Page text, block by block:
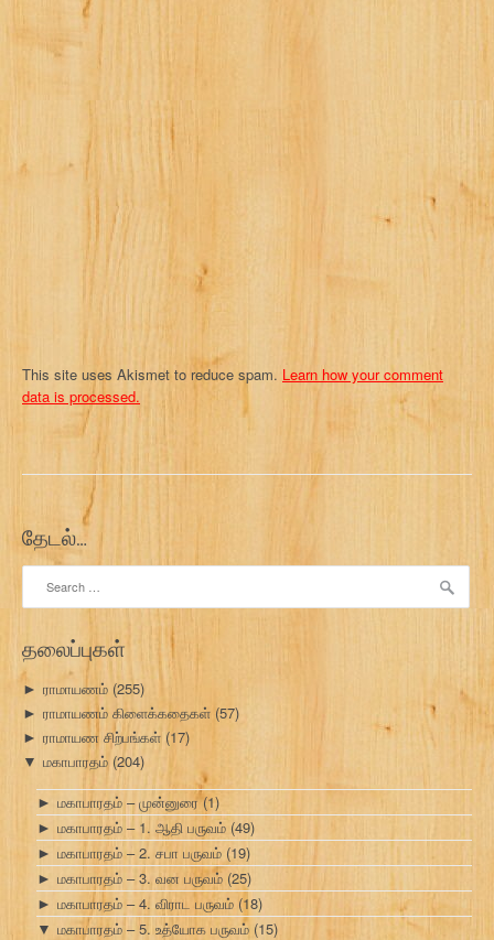
g
i
This site uses Akismet to reduce spam. Learn how your comment
data is processed.
தேடல்…
தலைப்புகள்
► ராமாயணம் (255)
► ராமாயணம் கிளைக்கதைகள் (57)
► ராமாயண சிற்பங்கள் (17)
▼ மகாபாரதம் (204)
► மகாபாரதம் – முன்னுரை(1)
► மகாபாரதம் – 1. ஆதி பருவம் (49)
► மகாபாரதம் – 2. சபா பருவம் (19)
► மகாபாரதம் – 3. வன பருவம் (25)
► மகாபாரதம் – 4. விராட பருவம் (18)
▼ மகாபாரதம் – 5. உத்யோக பருவம் (15)